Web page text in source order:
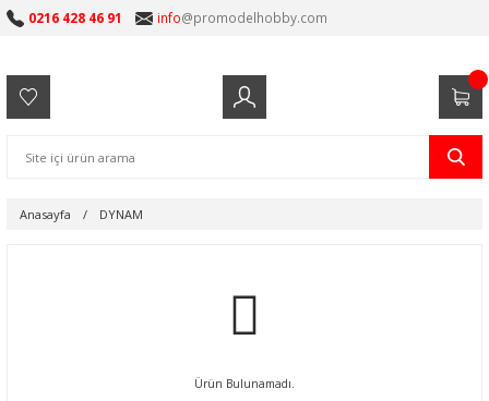
0216 428 46 91 info@promodelhobby.com
Anasayfa DYNAM
Ürün Bulunamadı.